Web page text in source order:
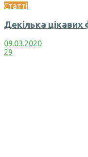
Статті
Декілька цікавих
09.03.2020
29